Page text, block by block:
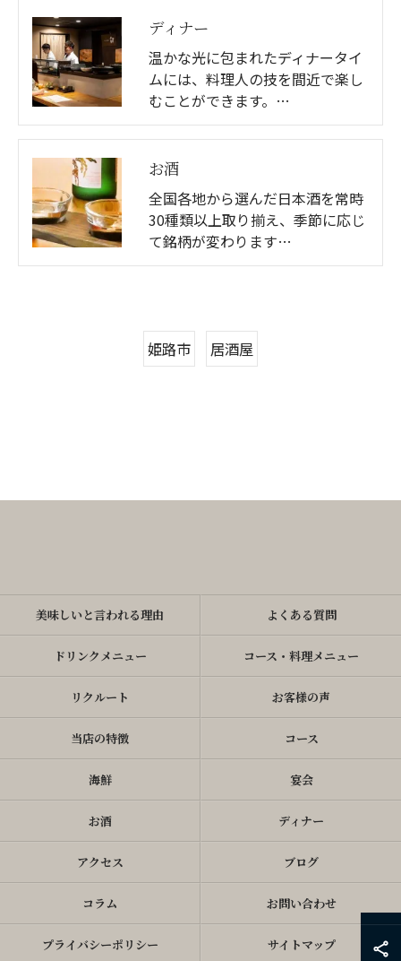
ディナー
温かな光に包まれたディナータイ
ムには、料理人の技を間近で楽し
むことができます。…
お酒
全国各地から選んだ日本酒を常時
30種類以上取り揃え、季節に応じ
て銘柄が変わります…
姫路市 居酒屋
美味しいと言われる理由 よくある質問
ドリンクメニュー コース・料理メニュー
リクルート お客様の声
当店の特徴 コース
海鮮 宴会
お酒 ディナー
アクセス ブログ
コラム お問い合わせ
プライバシーポリシー サイトマップ